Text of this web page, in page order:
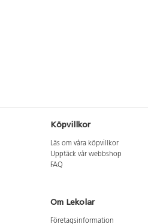
Köpvillkor
Läs om våra köpvillkor
Upptäck vår webbshop
FAQ
Om Lekolar
Företagsinformation